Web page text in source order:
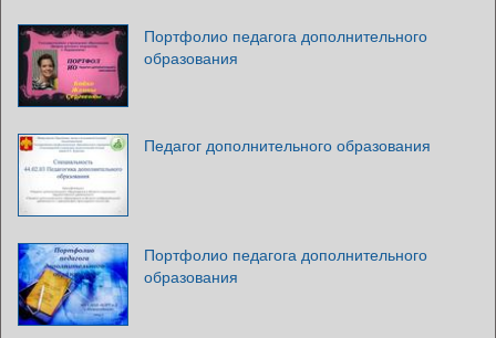
Портфолио педагога дополнительного
образования
Педагог дополнительного образования
Портфолио педагога дополнительного
образования